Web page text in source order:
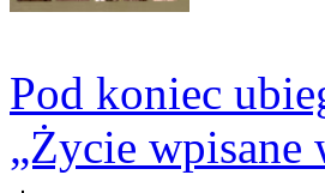
Pod koniec
„Życie